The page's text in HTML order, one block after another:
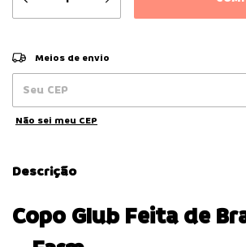
Entregas para o CEP:
Meios de envio
Não sei meu CEP
Descrição
Copo Glub Feita de